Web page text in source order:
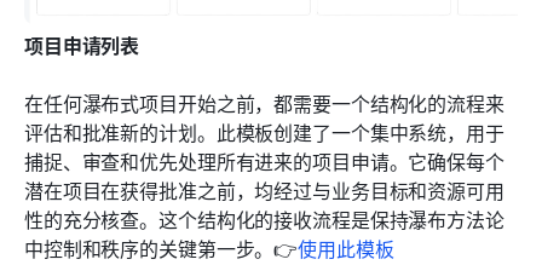
项目申请列表
在任何瀑布式项目开始之前，都需要一个结构化的流程来
评估和批准新的计划。此模板创建了一个集中系统，用于
捕捉、审查和优先处理所有进来的项目申请。它确保每个
潜在项目在获得批准之前，均经过与业务目标和资源可用
性的充分核查。这个结构化的接收流程是保持瀑布方法论
中控制和秩序的关键第一步。👉使用此模板